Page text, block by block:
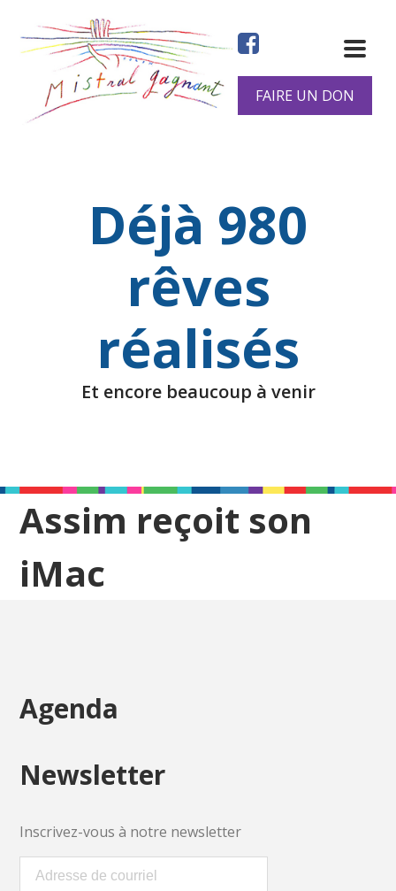
contenu
FAIRE UN DON
Déjà 980
rêves
réalisés
Et encore beaucoup à venir
Assim reçoit son
iMac
Agenda
Newsletter
Inscrivez-vous à notre newsletter